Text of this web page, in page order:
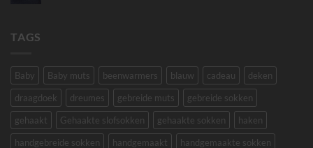
TAGS
Baby Baby muts beenwarmers blauw cadeau
deken
draagdoek
dreumes gebreide muts
gebreide sokken
gehaakt
Gehaakte slofsokken gehaakte sokken
haken
handgebreide sokken
handgemaakt handgemaakte sokken